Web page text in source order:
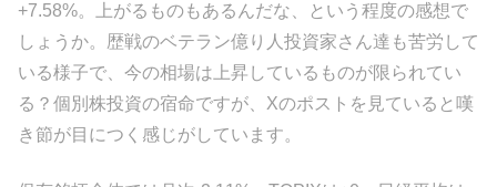
+7.58%。上がるものもあるんだな、という程度の感想で
しょうか。歴戦のベテラン億り人投資家さん達も苦労して
いる様子で、今の相場は上昇しているものが限られてい
る？個別株投資の宿命ですが、Xのポストを見ていると嘆
き節が目につく感じがしています。